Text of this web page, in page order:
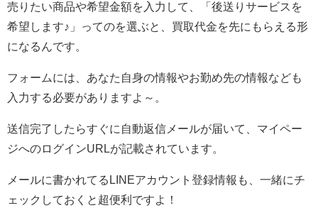
売りたい商品や希望金額を入力して、「後送りサービスを
希望します♪」ってのを選ぶと、買取代金を先にもらえる形
になるんです。
フォームには、あなた自身の情報やお勤め先の情報なども
入力する必要がありますよ～。
送信完了したらすぐに自動返信メールが届いて、マイペー
ジへのログインURLが記載されています。
メールに書かれてるLINEアカウント登録情報も、一緒にチ
ェックしておくと超便利ですよ！